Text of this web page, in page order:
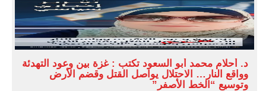
د. أحلام محمد أبو السعود تكتب : غزة بين وعود التهدئة
وواقع النار… الاحتلال يواصل القتل وقضم الأرض
وتوسيع “الخط الأصفر”